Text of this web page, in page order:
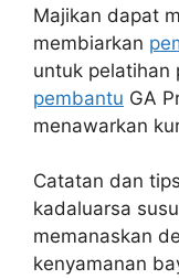
Majikan dapat
membiarkan
untuk pelatihan
pembantu GA
menawarkan
Catatan dan
kadaluarsa
memanaskan
kenyamanan